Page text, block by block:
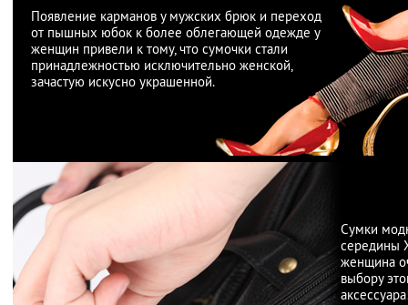
Появление карманов у мужских брюк и переход
от пышных юбок к более облегающей одежде у
женщин привели к тому, что сумочки стали
принадлежностью исключительно женской,
зачастую искусно украшенной.
Сумки
середины
женщина
выбору